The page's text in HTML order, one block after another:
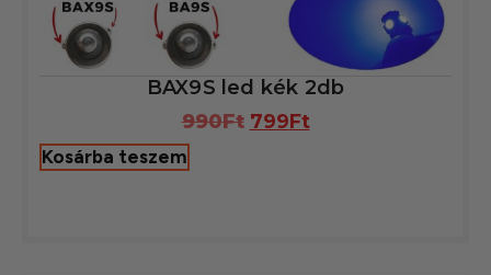
BAX9S led kék 2db
990Ft 799Ft
Kosárba teszem